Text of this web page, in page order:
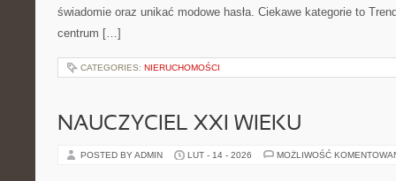
świadomie oraz unikać modowe hasła. Ciekawe kategorie to
centrum […]
CATEGORIES: NIERUCHOMOŚCI
NAUCZYCIEL XXI WIEKU
POSTED BY ADMIN LUT - 14 - 2026 MOŻLIWOŚĆ